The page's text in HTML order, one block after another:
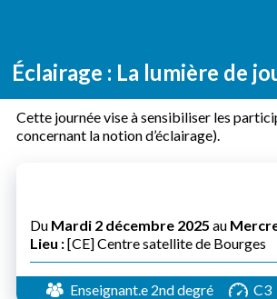
Éclairage : La lumière de
Cette journée vise à sensibiliser les
concernant la notion d’éclairage).
Du Mardi 2 décembre 2025 au
Lieu :[CE] Centre satellite de Bourges
Enseignant.e 2nd degré C3